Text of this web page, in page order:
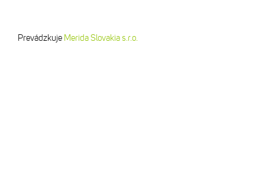
Prevádzkuje Merida Slovakia s.r.o.